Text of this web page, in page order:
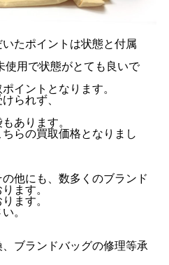
たポイントは状態と付属
使用で状態がとても良いで
イントとなります。
られず、
あります。
らの買取価格となりまし
他にも、数多くのブランド
ます。
ます。
。
ブランドバッグの修理等承